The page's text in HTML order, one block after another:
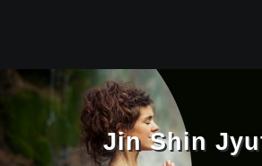
Jin Shin